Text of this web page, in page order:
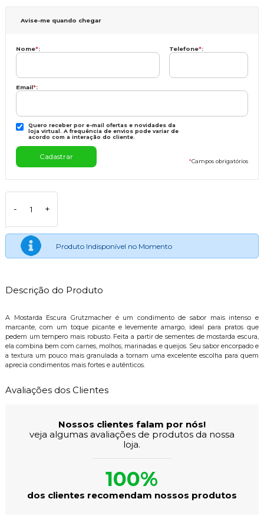
Avise-me quando chegar
Nome*: Telefone*:
Email*:
Quero receber por e-mail ofertas e novidades da
loja virtual. A frequência de envios pode variar de
acordo com a interação do cliente.
*Campos obrigatórios
- +
Produto Indisponível no Momento
Descrição do Produto
A Mostarda Escura Grutzmacher é um condimento de sabor mais intenso e
marcante, com um toque picante e levemente amargo, ideal para pratos que
pedem um tempero mais robusto. Feita a partir de sementes de mostarda escura,
ela combina bem com carnes, molhos, marinadas e queijos. Seu sabor encorpado e
a textura um pouco mais granulada a tornam uma excelente escolha para quem
aprecia condimentos mais fortes e autênticos.
Avaliações dos Clientes
Nossos clientes falam por nós!
veja algumas avaliações de produtos da nossa
loja.
100%
dos clientes recomendam nossos produtos